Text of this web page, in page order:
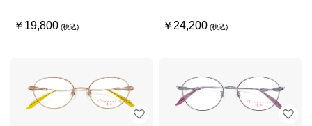
￥19,800 ￥24,200